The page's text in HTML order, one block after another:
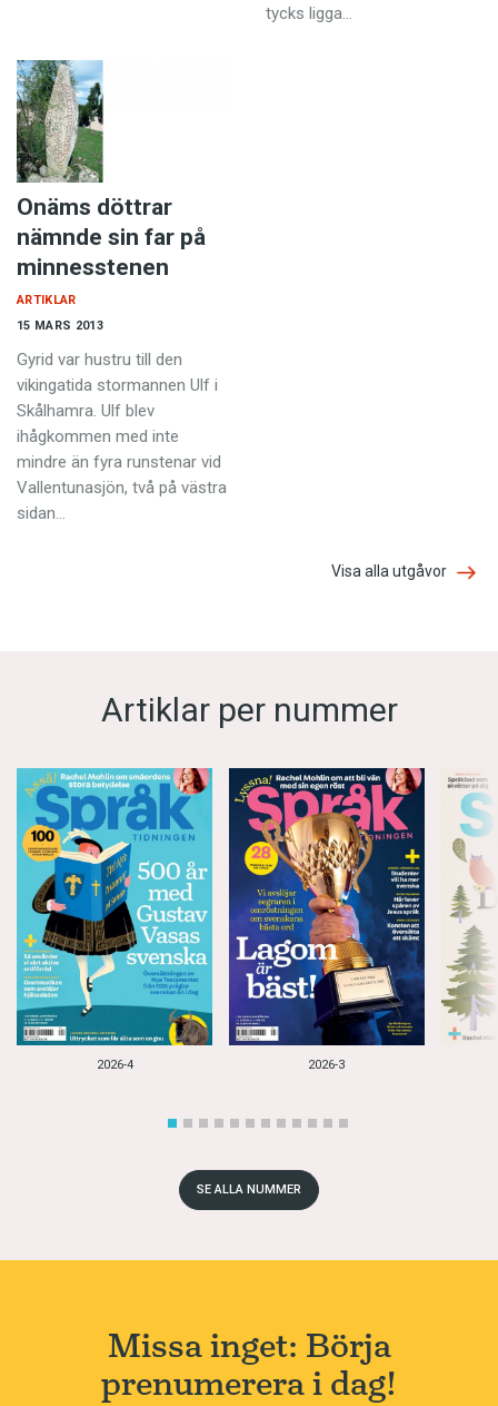
tycks ligga…
Onäms döttrar
nämnde sin far på
minnesstenen
15 MARS 2013
ARTIKLAR
Gyrid var hustru till den
vikingatida stormannen Ulf i
Skålhamra. Ulf blev
ihågkommen med inte
mindre än fyra runstenar vid
Vallentunasjön, två på västra
sidan…
Visa alla utgåvor
Artiklar per nummer
2026-4 2026-3
SE ALLA NUMMER
Missa inget: Börja
prenumerera i dag!